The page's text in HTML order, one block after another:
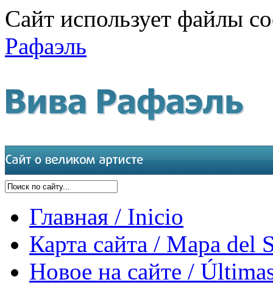
Сайт использует файлы
Рафаэль
Главная / Inicio
Карта сайта / Mapa del
Новое на сайте /